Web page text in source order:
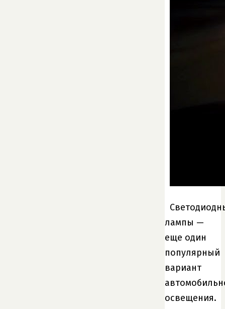
лампы —
еще один
популярный
вариант
освещения.